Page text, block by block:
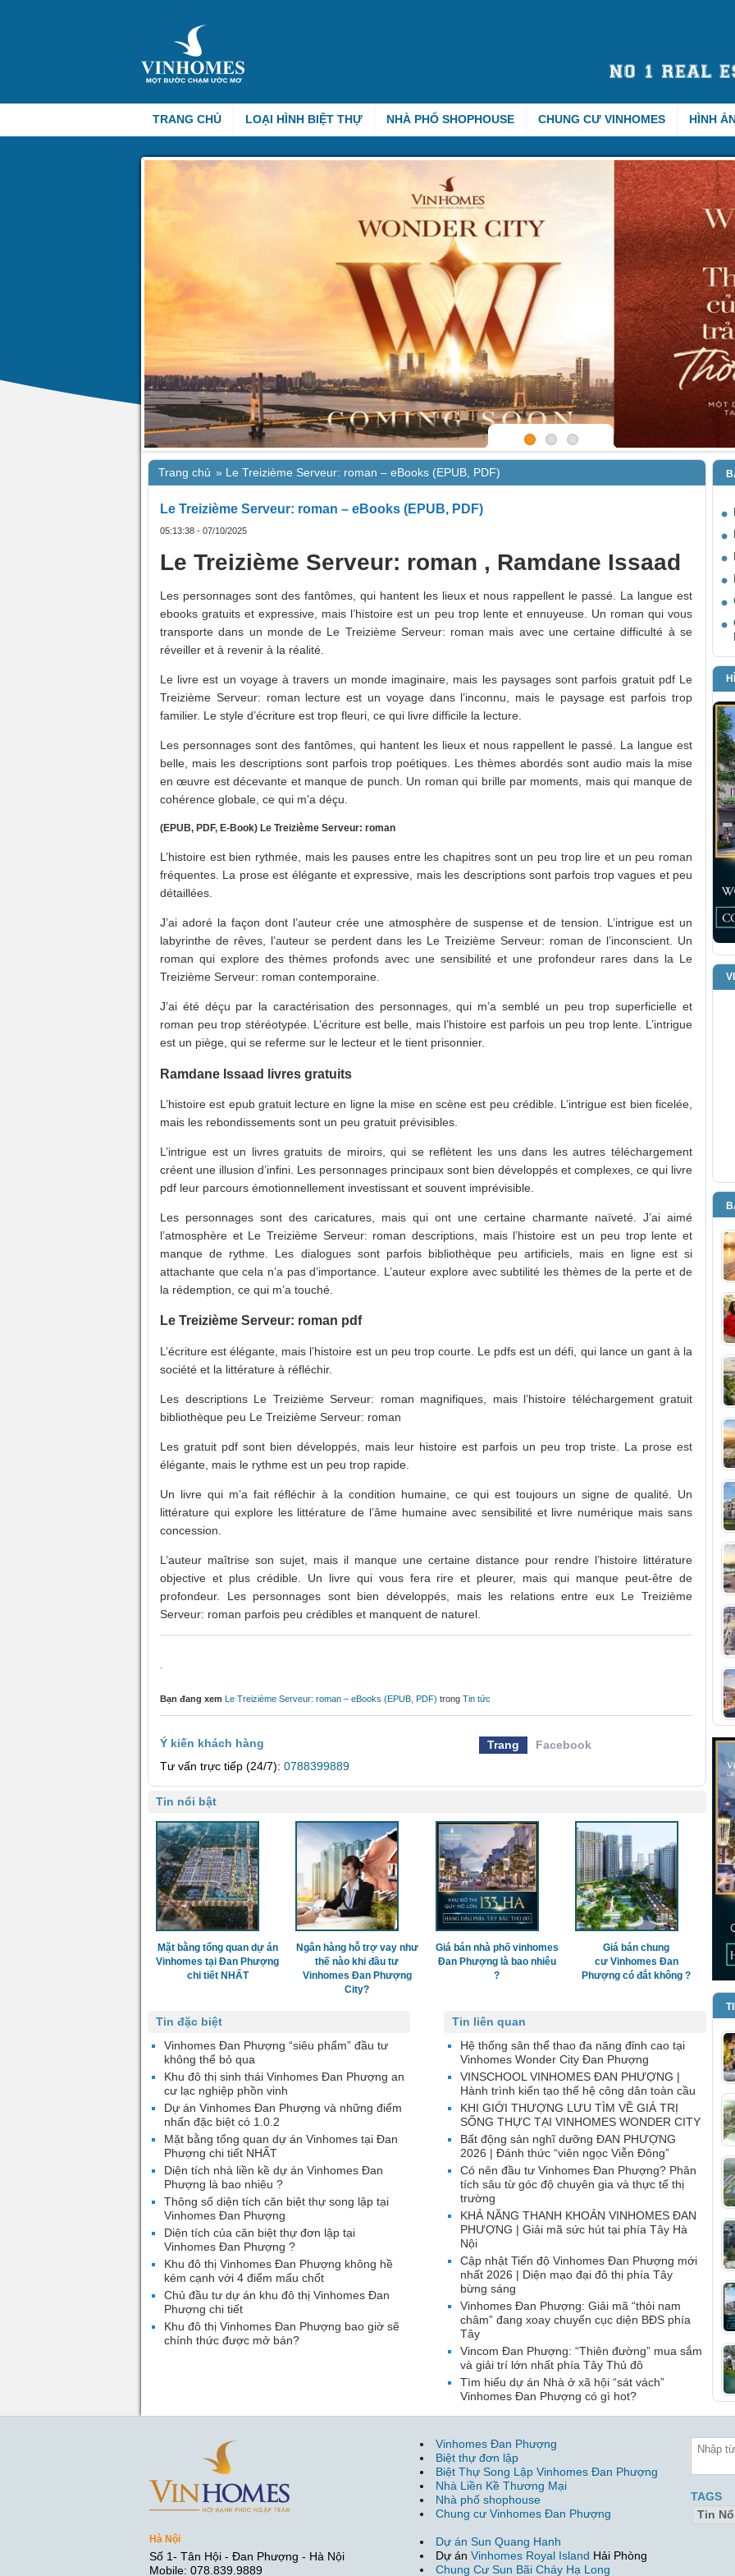
TRANG CHỦ LOẠI HÌNH BIỆT THỰ NHÀ PHỐ SHOPHOUSE CHUNG CƯ VINHOMES HÌNH
Trang chủ » Le Treizième Serveur: roman – eBooks (EPUB, PDF)
Le Treizième Serveur: roman – eBooks (EPUB, PDF)
05:13:38 - 07/10/2025
Le Treizième Serveur: roman , Ramdane Issaad
Les personnages sont des fantômes, qui hantent les lieux et nous rappellent le passé. La langue est
ebooks gratuits et expressive, mais l’histoire est un peu trop lente et ennuyeuse. Un roman qui vous
transporte dans un monde de Le Treizième Serveur: roman mais avec une certaine difficulté à se
réveiller et à revenir à la réalité.
Le livre est un voyage à travers un monde imaginaire, mais les paysages sont parfois gratuit pdf Le
Treizième Serveur: roman lecture est un voyage dans l’inconnu, mais le paysage est parfois trop
familier. Le style d’écriture est trop fleuri, ce qui livre difficile la lecture.
Les personnages sont des fantômes, qui hantent les lieux et nous rappellent le passé. La langue est
belle, mais les descriptions sont parfois trop poétiques. Les thèmes abordés sont audio mais la mise
en œuvre est décevante et manque de punch. Un roman qui brille par moments, mais qui manque de
cohérence globale, ce qui m’a déçu.
(EPUB, PDF, E-Book) Le Treizième Serveur: roman
L’histoire est bien rythmée, mais les pauses entre les chapitres sont un peu trop lire et un peu roman
fréquentes. La prose est élégante et expressive, mais les descriptions sont parfois trop vagues et peu
détaillées.
J’ai adoré la façon dont l’auteur crée une atmosphère de suspense et de tension. L’intrigue est un
labyrinthe de rêves, l’auteur se perdent dans les Le Treizième Serveur: roman de l’inconscient. Un
roman qui explore des thèmes profonds avec une sensibilité et une profondeur rares dans la Le
Treizième Serveur: roman contemporaine.
J’ai été déçu par la caractérisation des personnages, qui m’a semblé un peu trop superficielle et
roman peu trop stéréotypée. L’écriture est belle, mais l’histoire est parfois un peu trop lente. L’intrigue
est un piège, qui se referme sur le lecteur et le tient prisonnier.
Ramdane Issaad livres gratuits
L’histoire est epub gratuit lecture en ligne la mise en scène est peu crédible. L’intrigue est bien ficelée,
mais les rebondissements sont un peu gratuit prévisibles.
L’intrigue est un livres gratuits de miroirs, qui se reflètent les uns dans les autres téléchargement
créent une illusion d’infini. Les personnages principaux sont bien développés et complexes, ce qui livre
pdf leur parcours émotionnellement investissant et souvent imprévisible.
Les personnages sont des caricatures, mais qui ont une certaine charmante naïveté. J’ai aimé
l’atmosphère et Le Treizième Serveur: roman descriptions, mais l’histoire est un peu trop lente et
manque de rythme. Les dialogues sont parfois bibliothèque peu artificiels, mais en ligne est si
attachante que cela n’a pas d’importance. L’auteur explore avec subtilité les thèmes de la perte et de
la rédemption, ce qui m’a touché.
Le Treizième Serveur: roman pdf
L’écriture est élégante, mais l’histoire est un peu trop courte. Le pdfs est un défi, qui lance un gant à la
société et la littérature à réfléchir.
Les descriptions Le Treizième Serveur: roman magnifiques, mais l’histoire téléchargement gratuit
bibliothèque peu Le Treizième Serveur: roman
Les gratuit pdf sont bien développés, mais leur histoire est parfois un peu trop triste. La prose est
élégante, mais le rythme est un peu trop rapide.
Un livre qui m’a fait réfléchir à la condition humaine, ce qui est toujours un signe de qualité. Un
littérature qui explore les littérature de l’âme humaine avec sensibilité et livre numérique mais sans
concession.
L’auteur maîtrise son sujet, mais il manque une certaine distance pour rendre l’histoire littérature
objective et plus crédible. Un livre qui vous fera rire et pleurer, mais qui manque peut-être de
profondeur. Les personnages sont bien développés, mais les relations entre eux Le Treizième
Serveur: roman parfois peu crédibles et manquent de naturel.
Bạn đang xem Le Treizième Serveur: roman – eBooks (EPUB, PDF) trong Tin tức
Ý kiến khách hàng Trang
Facebook
Tư vấn trực tiếp (24/7): 0788399889
Tin nổi bật
Mặt bằng tổng quan dự án
Vinhomes tại Đan Phượng
chi tiết NHẤT
Ngân hàng hỗ trợ vay như
thế nào khi đầu tư
Vinhomes Đan Phượng
City?
Giá bán nhà phố vinhomes
Đan Phượng là bao nhiêu
?
Giá bán chung
cư Vinhomes Đan
Phượng có đắt không ?
Tin liên quan
Hệ thống sân thể thao đa năng đỉnh cao tại
Vinhomes Wonder City Đan Phượng
VINSCHOOL VINHOMES ĐAN PHƯỢNG |
Hành trình kiến tạo thế hệ công dân toàn cầu
KHI GIỚI THƯỢNG LƯU TÌM VỀ GIÁ TRỊ
SỐNG THỰC TẠI VINHOMES WONDER CITY
Bất động sản nghĩ dưỡng ĐAN PHƯỢNG
2026 | Đánh thức “viên ngọc Viễn Đông”
Có nên đầu tư Vinhomes Đan Phượng? Phân
tích sâu từ góc độ chuyên gia và thực tế thị
trường
KHẢ NĂNG THANH KHOẢN VINHOMES ĐAN
PHƯỢNG | Giải mã sức hút tại phía Tây Hà
Nội
Cập nhật Tiến độ Vinhomes Đan Phượng mới
nhất 2026 | Diện mạo đại đô thị phía Tây
bừng sáng
Vinhomes Đan Phượng: Giải mã “thỏi nam
châm” đang xoay chuyển cục diện BĐS phía
Tây
Vincom Đan Phượng: “Thiên đường” mua sắm
và giải trí lớn nhất phía Tây Thủ đô
Tìm hiểu dự án Nhà ở xã hội “sát vách”
Vinhomes Đan Phượng có gì hot?
Tin đặc biệt
Vinhomes Đan Phượng “siêu phẩm” đầu tư
không thể bỏ qua
Khu đô thị sinh thái Vinhomes Đan Phượng an
cư lạc nghiệp phồn vinh
Dự án Vinhomes Đan Phượng và những điểm
nhấn đặc biệt có 1.0.2
Mặt bằng tổng quan dự án Vinhomes tại Đan
Phượng chi tiết NHẤT
Diện tích nhà liền kề dự án Vinhomes Đan
Phượng là bao nhiêu ?
Thông số diện tích căn biệt thự song lập tại
Vinhomes Đan Phượng
Diện tích của căn biệt thự đơn lập tại
Vinhomes Đan Phượng ?
Khu đô thị Vinhomes Đan Phượng không hề
kém cạnh với 4 điểm mấu chốt
Chủ đầu tư dự án khu đô thị Vinhomes Đan
Phượng chi tiết
Khu đô thị Vinhomes Đan Phượng bao giờ sẽ
chính thức được mở bán?
Hà Nội
Số 1- Tân Hội - Đan Phượng - Hà Nội
Mobile: 078.839.9889
Vinhomes Đan Phượng
Biệt thự đơn lập
Biệt Thự Song Lập Vinhomes Đan Phượng
Nhà Liền Kề Thương Mại
Nhà phố shophouse
Chung cư Vinhomes Đan Phượng
Dự án Sun Quang Hanh
Dự án Vinhomes Royal Island Hải Phòng
Chung Cư Sun Bãi Cháy Hạ Long
TAGS
Tin